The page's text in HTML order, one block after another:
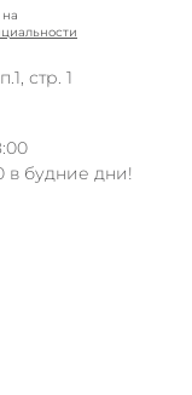
стр. 1
в будние дни!